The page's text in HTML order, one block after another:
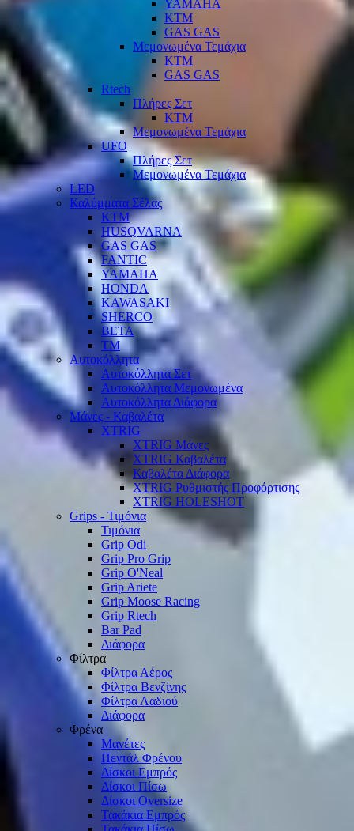
YAMAHA
KTM
GAS GAS
Μεμονωμένα Τεμάχια
KTM
GAS GAS
Rtech
Πλήρες Σετ
KTM
Μεμονωμένα Τεμάχια
UFO
Πλήρες Σετ
Μεμονωμένα Τεμάχια
LED
Καλύμματα Σέλας
KTM
HUSQVARNA
GAS GAS
FANTIC
YAMAHA
HONDA
KAWASAKI
SHERCO
BETA
TM
Αυτοκόλλητα
Αυτοκόλλητα Σετ
Αυτοκόλλητα Μεμονωμένα
Αυτοκόλλητα Διάφορα
Μάνες - Καβαλέτα
XTRIG
XTRIG Μάνες
XTRIG Καβαλέτα
Καβαλέτα Διάφορα
XTRIG Ρυθμιστής Προφόρτισης
XTRIG HOLESHOT
Grips - Τιμόνια
Τιμόνια
Grip Odi
Grip Pro Grip
Grip O'Neal
Grip Ariete
Grip Moose Racing
Grip Rtech
Bar Pad
Διάφορα
Φίλτρα
Φίλτρα Αέρος
Φίλτρα Βενζίνης
Φίλτρα Λαδιού
Διάφορα
Φρένα
Μανέτες
Πεντάλ Φρένου
Δίσκοι Εμπρός
Δίσκοι Πίσω
Δίσκοι Oversize
Τακάκια Εμπρός